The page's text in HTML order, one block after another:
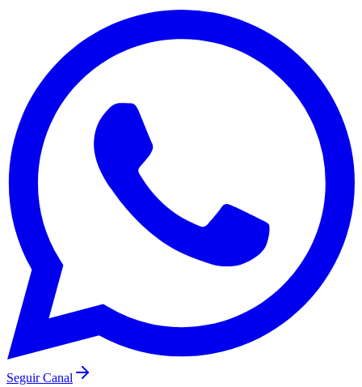
Botafogo
Seguir Canal